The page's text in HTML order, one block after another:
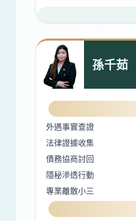
孫千茹
外遇事實查證
法律證據收集
債務協商討回
隱秘滲透行動
專業離散小三